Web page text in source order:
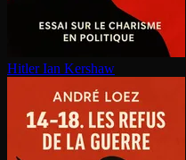
Hitler Ian Kershaw